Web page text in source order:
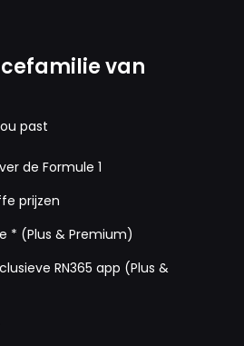
van
past
de Formule 1
prijzen
* (Plus & Premium)
RN365 app (Plus &